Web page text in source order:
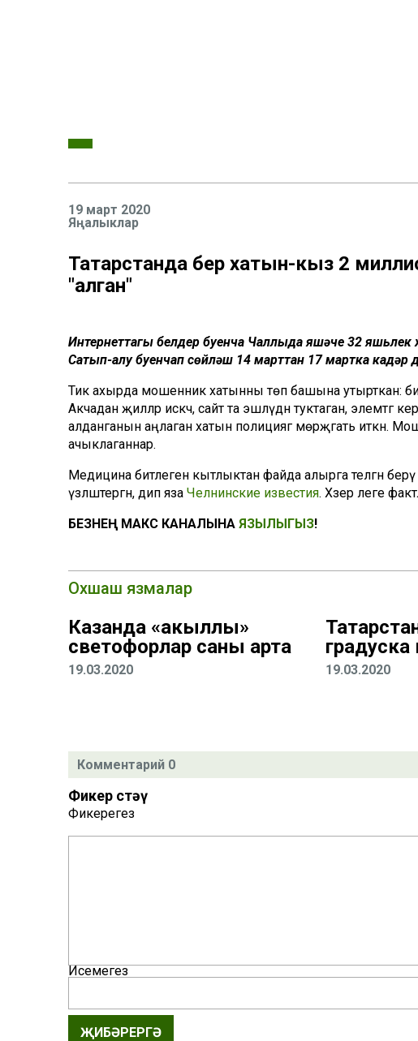
19 март 2020
Яңалыклар
Татарстанда бер хатын-кыз 2
"алган"
Интернеттагы белдерү буенча Чаллыда яшәүче 32
Сатып-алу буенчап сөйләшү 14 марттан 17 мартка кадәр
Тик ахырда мошенник хатынны төп башына утырткан:
Акчадан җилләр искәч, сайт та эшләүдән туктаган,
алданганын аңлаган хатын полициягә мөрәҗәгать иткән.
ачыклаганнар.
Медицина битлегенә кытлыктан файда алырга теләгән
үзләштергән, дип яза Челнинские известия. Хәзер әлеге
БЕЗНЕҢ МАКС КАНАЛЫНА ЯЗЫЛЫГЫЗ!
Охшаш язмалар
Казанда «акыллы»
светофорлар саны арта
19.03.2020 19.03.2020
Комментарий 0
Фикер өстәү
Фикерегез
Исемегез
ҖИБӘРЕРГӘ